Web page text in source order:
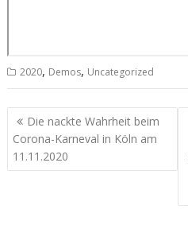
2020, Demos, Uncategorized
Beitrags-
Navigation
Die nackte Wahrheit beim
Corona-Karneval in Köln am
11.11.2020